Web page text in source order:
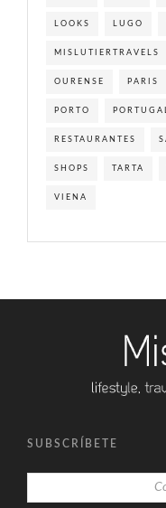
LOOKS LUGO
MISLUTIERTRAVELS
OURENSE PARIS
PORTO
RESTAURANTES
SHOPS TARTA
VIENA
SUBSCRÍBETE